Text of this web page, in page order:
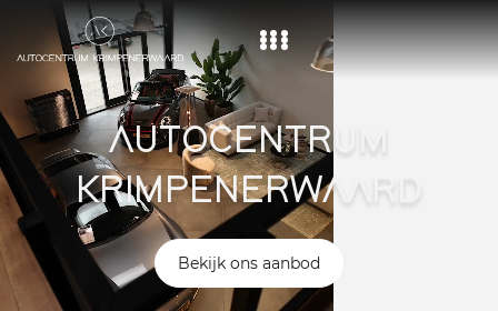
Home
Aanbod
Diensten
Over ons
Vacature
AUTOCENTRUM
KRIMPENERWAARD
Bekijk ons aanbod